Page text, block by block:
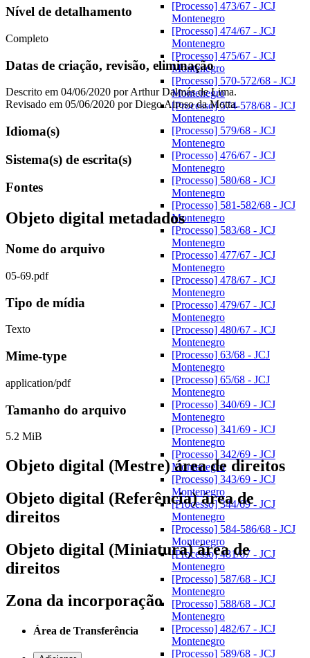
[Processo] 473/67 - JCJ
Montenegro
[Processo] 474/67 - JCJ
Montenegro
[Processo] 475/67 - JCJ
Montenegro
[Processo] 570-572/68 - JCJ
Montenegro
[Processo] 574-578/68 - JCJ
Montenegro
[Processo] 579/68 - JCJ
Montenegro
[Processo] 476/67 - JCJ
Montenegro
[Processo] 580/68 - JCJ
Montenegro
[Processo] 581-582/68 - JCJ
Montenegro
[Processo] 583/68 - JCJ
Montenegro
[Processo] 477/67 - JCJ
Montenegro
[Processo] 478/67 - JCJ
Montenegro
[Processo] 479/67 - JCJ
Montenegro
[Processo] 480/67 - JCJ
Montenegro
[Processo] 63/68 - JCJ
Montenegro
[Processo] 65/68 - JCJ
Montenegro
[Processo] 340/69 - JCJ
Montenegro
[Processo] 341/69 - JCJ
Montenegro
[Processo] 342/69 - JCJ
Montenegro
[Processo] 343/69 - JCJ
Montenegro
[Processo] 344/69 - JCJ
Montenegro
[Processo] 584-586/68 - JCJ
Montenegro
[Processo] 481/67 - JCJ
Montenegro
[Processo] 587/68 - JCJ
Montenegro
[Processo] 588/68 - JCJ
Montenegro
[Processo] 482/67 - JCJ
Montenegro
[Processo] 589/68 - JCJ
Nível de detalhamento
Completo
Datas de criação, revisão, eliminação
Descrito em 04/06/2020 por Arthur Dalmás de Lima.
Revisado em 05/06/2020 por Diego Airoso da Motta.
Idioma(s)
Sistema(s) de escrita(s)
Fontes
Objeto digital metadados
Nome do arquivo
05-69.pdf
Tipo de mídia
Texto
Mime-type
application/pdf
Tamanho do arquivo
5.2 MiB
Objeto digital (Mestre) área de direitos
Objeto digital (Referência) área de
direitos
Objeto digital (Miniatura) área de
direitos
Zona da incorporação
Área de Transferência